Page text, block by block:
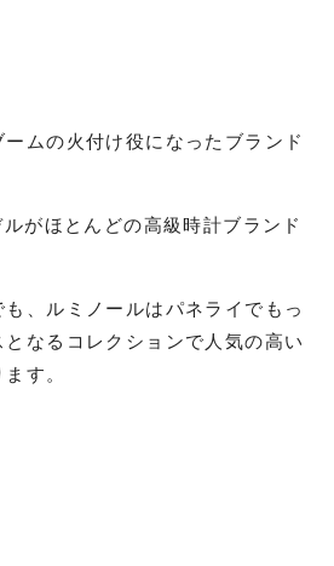
ムの火付け役になったブランド
がほとんどの高級時計ブランド
、ルミノールはパネライでもっ
なるコレクションで人気の高い
す。